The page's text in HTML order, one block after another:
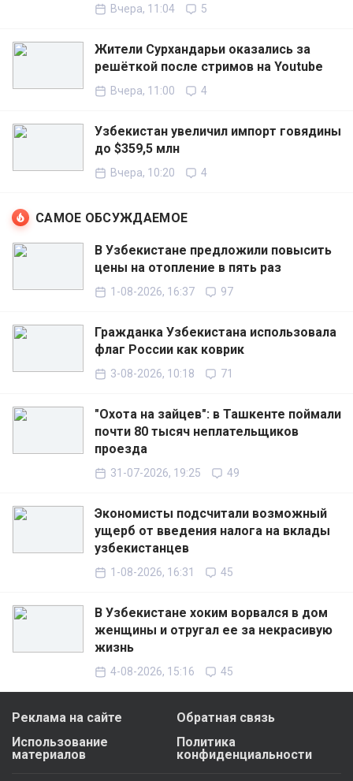
Вчера, 11:04 5
Жители Сурхандарьи оказались за
решёткой после стримов на Youtube
Вчера, 11:00 4
Узбекистан увеличил импорт говядины
до $359,5 млн
Вчера, 10:20 4
САМОЕ ОБСУЖДАЕМОЕ
В Узбекистане предложили повысить
цены на отопление в пять раз
1-08-2026, 16:37 97
Гражданка Узбекистана использовала
флаг России как коврик
3-08-2026, 10:18 71
"Охота на зайцев": в Ташкенте поймали
почти 80 тысяч неплательщиков
проезда
31-07-2026, 19:25 49
Экономисты подсчитали возможный
ущерб от введения налога на вклады
узбекистанцев
1-08-2026, 16:31 45
В Узбекистане хоким ворвался в дом
женщины и отругал ее за некрасивую
жизнь
4-08-2026, 15:16 45
Реклама на сайте
Обратная связь
Использование
материалов
Политика
конфиденциальности